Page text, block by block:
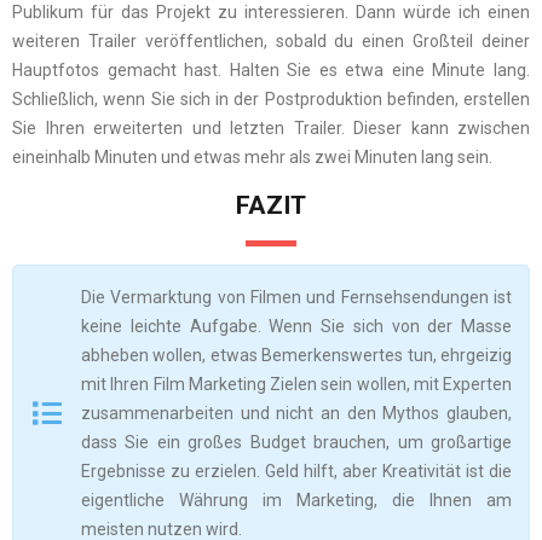
Publikum für das Projekt zu interessieren. Dann würde ich einen
weiteren Trailer veröffentlichen, sobald du einen Großteil deiner
Hauptfotos gemacht hast. Halten Sie es etwa eine Minute lang.
Schließlich, wenn Sie sich in der Postproduktion befinden, erstellen
Sie Ihren erweiterten und letzten Trailer. Dieser kann zwischen
eineinhalb Minuten und etwas mehr als zwei Minuten lang sein.
FAZIT
Die Vermarktung von Filmen und Fernsehsendungen ist
keine leichte Aufgabe. Wenn Sie sich von der Masse
abheben wollen, etwas Bemerkenswertes tun, ehrgeizig
mit Ihren Film Marketing Zielen sein wollen, mit Experten
zusammenarbeiten und nicht an den Mythos glauben,
dass Sie ein großes Budget brauchen, um großartige
Ergebnisse zu erzielen. Geld hilft, aber Kreativität ist die
eigentliche Währung im Marketing, die Ihnen am
meisten nutzen wird.